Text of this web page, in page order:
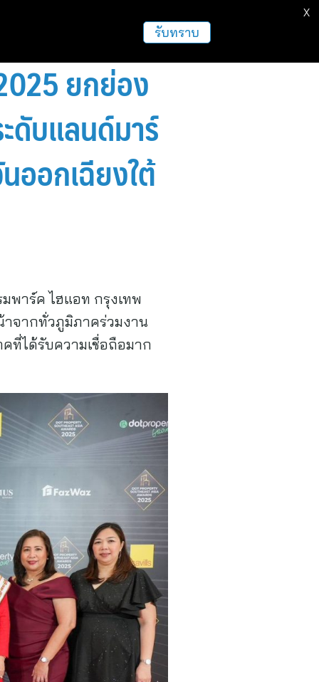
ยกย่อง
ดับแลนด์มาร์
ออกเฉียงใต้
พาร์ค ไฮแอท กรุงเทพ
จากทั่วภูมิภาคร่วมงาน
ที่ได้รับความเชื่อถือมาก
รับทราบ
X